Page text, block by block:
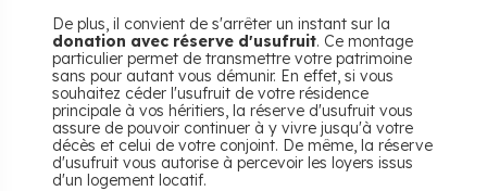
De plus, il convient de s'arrêter un instant sur la
donation avec réserve d'usufruit. Ce montage
particulier permet de transmettre votre patrimoine
sans pour autant vous démunir. En effet, si vous
souhaitez céder l'usufruit de votre résidence
principale à vos héritiers, la réserve d'usufruit vous
assure de pouvoir continuer à y vivre jusqu'à votre
décès et celui de votre conjoint. De même, la réserve
d'usufruit vous autorise à percevoir les loyers issus
d'un logement locatif.